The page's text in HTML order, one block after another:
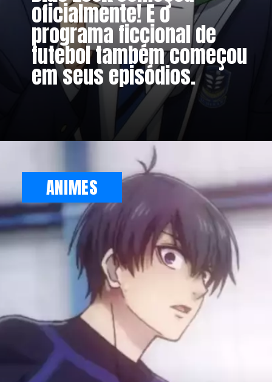
oficialmente! E o
programa ficcional de
futebol também começou
em seus episódios.
ANIMES